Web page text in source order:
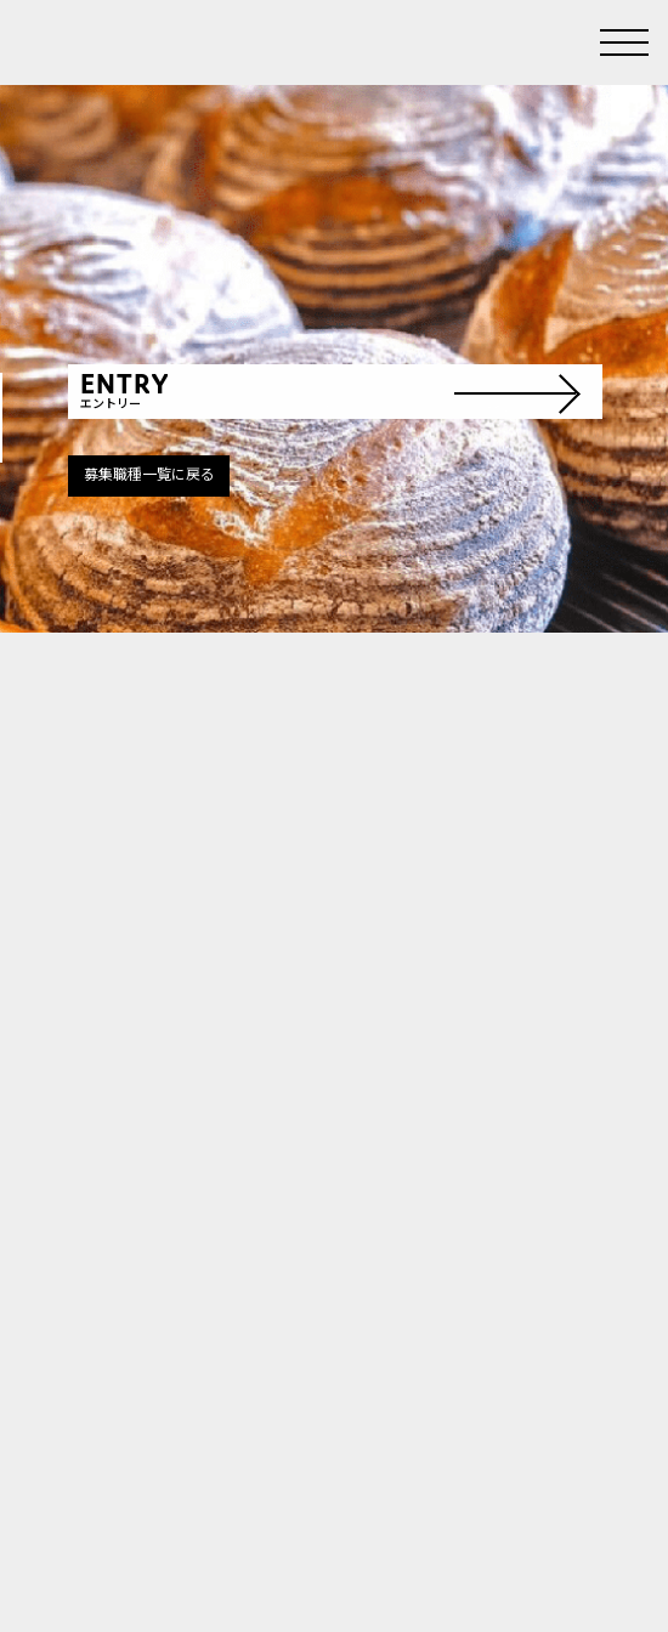
ENTRY
エントリー
募集職種一覧に戻る